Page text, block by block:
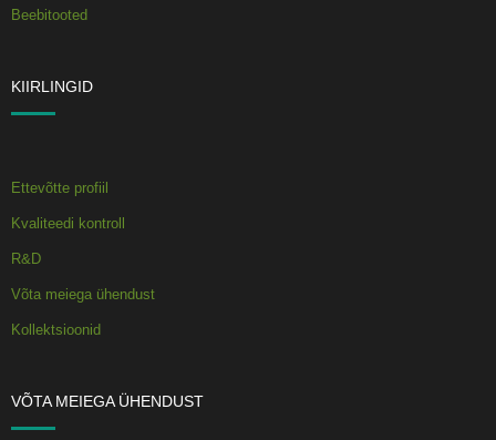
Beebitooted
KIIRLINGID
Ettevõtte profiil
Kvaliteedi kontroll
R&D
Võta meiega ühendust
Kollektsioonid
VÕTA MEIEGA ÜHENDUST